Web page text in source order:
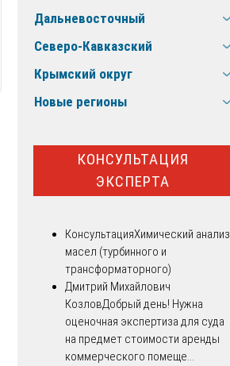
Дальневосточный
Северо-Кавказский
Крымский округ
Новые регионы
КОНСУЛЬТАЦИЯ
ЭКСПЕРТА
КонсультацияХимический анализ
масел (турбинного и
трансформаторного)
Дмитрий Михайлович
КозловДобрый день! Нужна
оценочная экспертиза для суда
на предмет стоимости аренды
коммерческого помеще...